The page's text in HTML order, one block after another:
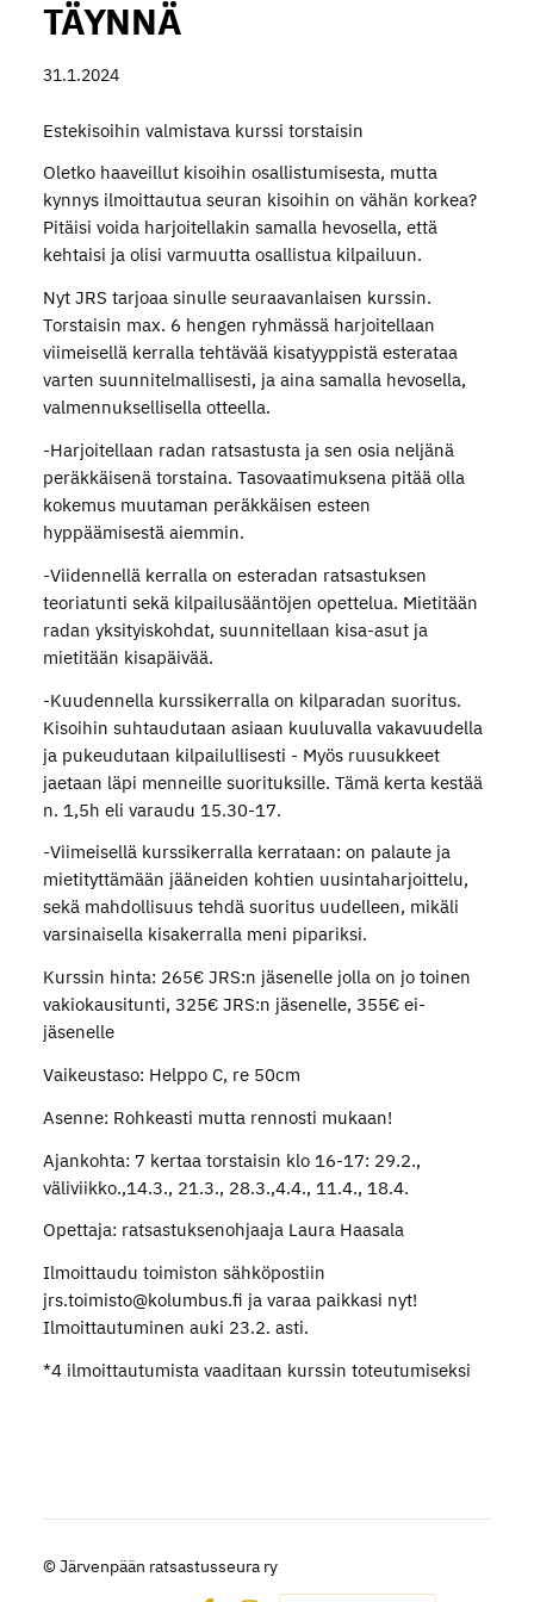
TÄYNNÄ
31.1.2024
Estekisoihin valmistava kurssi torstaisin
Oletko haaveillut kisoihin osallistumisesta, mutta
kynnys ilmoittautua seuran kisoihin on vähän korkea?
Pitäisi voida harjoitellakin samalla hevosella, että
kehtaisi ja olisi varmuutta osallistua kilpailuun.
Nyt JRS tarjoaa sinulle seuraavanlaisen kurssin.
Torstaisin max. 6 hengen ryhmässä harjoitellaan
viimeisellä kerralla tehtävää kisatyyppistä esterataa
varten suunnitelmallisesti, ja aina samalla hevosella,
valmennuksellisella otteella.
-Harjoitellaan radan ratsastusta ja sen osia neljänä
peräkkäisenä torstaina. Tasovaatimuksena pitää olla
kokemus muutaman peräkkäisen esteen
hyppäämisestä aiemmin.
-Viidennellä kerralla on esteradan ratsastuksen
teoriatunti sekä kilpailusääntöjen opettelua. Mietitään
radan yksityiskohdat, suunnitellaan kisa-asut ja
mietitään kisapäivää.
-Kuudennella kurssikerralla on kilparadan suoritus.
Kisoihin suhtaudutaan asiaan kuuluvalla vakavuudella
ja pukeudutaan kilpailullisesti - Myös ruusukkeet
jaetaan läpi menneille suorituksille. Tämä kerta kestää
n. 1,5h eli varaudu 15.30-17.
-Viimeisellä kurssikerralla kerrataan: on palaute ja
mietityttämään jääneiden kohtien uusintaharjoittelu,
sekä mahdollisuus tehdä suoritus uudelleen, mikäli
varsinaisella kisakerralla meni pipariksi.
Kurssin hinta: 265€ JRS:n jäsenelle jolla on jo toinen
vakiokausitunti, 325€ JRS:n jäsenelle, 355€ ei-
jäsenelle
Vaikeustaso: Helppo C, re 50cm
Asenne: Rohkeasti mutta rennosti mukaan!
Ajankohta: 7 kertaa torstaisin klo 16-17: 29.2.,
väliviikko.,14.3., 21.3., 28.3.,4.4., 11.4., 18.4.
Opettaja: ratsastuksenohjaaja Laura Haasala
Ilmoittaudu toimiston sähköpostiin
jrs.toimisto@kolumbus.fi ja varaa paikkasi nyt!
Ilmoittautuminen auki 23.2. asti.
*4 ilmoittautumista vaaditaan kurssin toteutumiseksi
© Järvenpään ratsastusseura ry